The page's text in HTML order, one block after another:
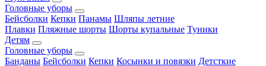
Головные уборы
Бейсболки Кепки Панамы Шляпы летние
Плавки Пляжные шорты Шорты купальные Туники
Детям
Головные уборы
Банданы Бейсболки Кепки Косынки и повязки Детсткие